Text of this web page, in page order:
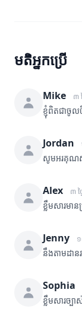
មតិអ្នកប្រើ
Mike ៣
ខ្ញុំពិតជាចូល
Jordan
សូមអរគុណស
Alex ៣ ថ្
ខ្លឹមសារម
Jenny
នឹងតាមដាន
Sophia
ខ្លឹមសារច្